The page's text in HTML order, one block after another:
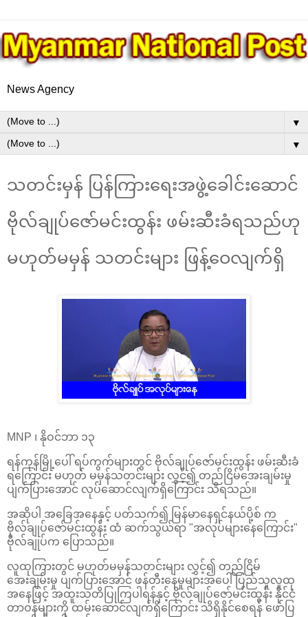
News Agency
▼
▼
သတင်းမှန် ပြန်ကြားရေးအဖွဲ့ခေါင်းဆောင်
ဗိုလ်ချုပ်ဇော်မင်းထွန်း ဖမ်းဆီးခံရသည်ဟု
မဟုတ်မမှန် သတင်းများ ဖြန့်ဝေလျက်ရှိ
MNP ၊ နိုဝင်ဘာ ၁၃
ရန်ကုန်မြို့ပေါ် ရပ်ကွက်များတွင် ဗိုလ်ချုပ်ဇော်မင်းထွန်း ဖမ်းဆီးခံ
ရကြောင်း မဟုတ် မမှန်သတင်းများ လွှင့်၍ တည်ငြိမ်အေးချမ်းမှု
ပျက်ပြားအောင် လုပ်ဆောင်လျက်ရှိကြောင်း သိရသည်။
အဆိုပါ အခြေအနေနှင့် ပတ်သက်၍ မြန်မာနေရှင်နယ်ပို့စ် က
ဗိုလ်ချုပ်ဇော်မင်းထွန်း ထံ ဆက်သွယ်ရာ "အလုပ်များနေကြောင်း"
ဗိုလ်ချုပ်က ပြောသည်။
လူထုကြားတွင် မဟုတ်မမှန်သတင်းများ လွှင့်၍ တည်ငြိမ်
အေးချမ်းမှု ပျက်ပြားအောင် ဖန်တီးနေမှုများအပေါ် ပြည်သူလူထု
အနေဖြင့် အထူးသတိပြုကြပါရန်နှင့် ဗိုလ်ချုပ်ဇော်မင်းထွန်း နိုင်ငံ
တာဝန်များကို ထမ်းဆောင်လျက်ရှိကြောင်း သိရှိနိုင်စေရန် ဖော်ပြ